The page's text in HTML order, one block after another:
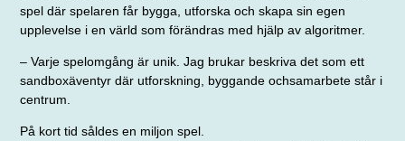
spel där spelaren får bygga, utforska och skapa sin egen
upplevelse i en värld som förändras med hjälp av algoritmer.
– Varje spelomgång är unik. Jag brukar beskriva det som ett
sandboxäventyr där utforskning, byggande ochsamarbete står i
centrum.
På kort tid såldes en miljon spel.